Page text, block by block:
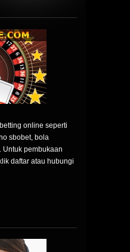
online seperti
sbobet, bola
. Untuk pembukaan
daftar atau hubungi